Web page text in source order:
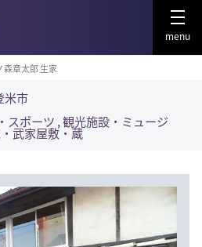
menu
森章太郎 生家
米市
スポーツ ,観光施設・ミュージ
武家屋敷・蔵